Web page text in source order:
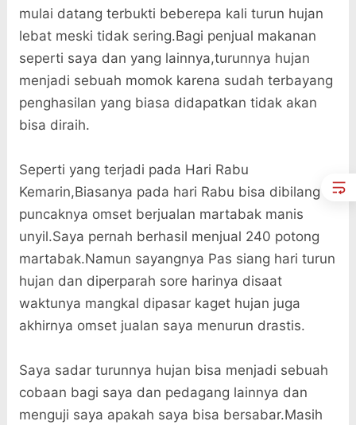
mulai datang terbukti beberepa kali turun hujan
lebat meski tidak sering.Bagi penjual makanan
seperti saya dan yang lainnya,turunnya hujan
menjadi sebuah momok karena sudah terbayang
penghasilan yang biasa didapatkan tidak akan
bisa diraih.
Seperti yang terjadi pada Hari Rabu
Kemarin,Biasanya pada hari Rabu bisa dibilang
puncaknya omset berjualan martabak manis
unyil.Saya pernah berhasil menjual 240 potong
martabak.Namun sayangnya Pas siang hari turun
hujan dan diperparah sore harinya disaat
waktunya mangkal dipasar kaget hujan juga
akhirnya omset jualan saya menurun drastis.
Saya sadar turunnya hujan bisa menjadi sebuah
cobaan bagi saya dan pedagang lainnya dan
menguji saya apakah saya bisa bersabar.Masih